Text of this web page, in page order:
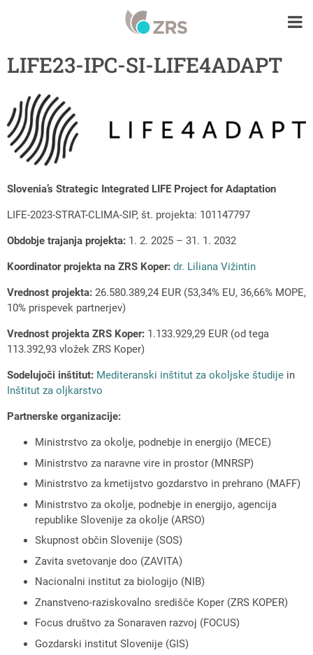
LIFE23-IPC-SI-LIFE4ADAPT
Slovenia’s Strategic Integrated LIFE Project for Adaptation
LIFE-2023-STRAT-CLIMA-SIP, št. projekta: 101147797
Obdobje trajanja projekta: 1. 2. 2025 – 31. 1. 2032
Koordinator projekta na ZRS Koper: dr. Liliana Vižintin
Vrednost projekta: 26.580.389,24 EUR (53,34% EU, 36,66% MOPE,
10% prispevek partnerjev)
Vrednost projekta ZRS Koper: 1.133.929,29 EUR (od tega
113.392,93 vložek ZRS Koper)
Sodelujoči inštitut: Mediteranski inštitut za okoljske študije in
Inštitut za oljkarstvo
Partnerske organizacije:
Ministrstvo za okolje, podnebje in energijo (MECE)
Ministrstvo za naravne vire in prostor (MNRSP)
Ministrstvo za kmetijstvo gozdarstvo in prehrano (MAFF)
Ministrstvo za okolje, podnebje in energijo, agencija
republike Slovenije za okolje (ARSO)
Skupnost občin Slovenije (SOS)
Zavita svetovanje doo (ZAVITA)
Nacionalni institut za biologijo (NIB)
Znanstveno-raziskovalno središče Koper (ZRS KOPER)
Focus društvo za Sonaraven razvoj (FOCUS)
Gozdarski institut Slovenije (GIS)